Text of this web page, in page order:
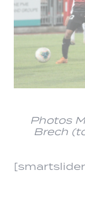
Photos
Brech